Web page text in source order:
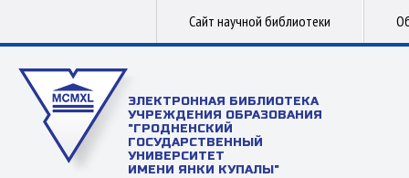
Сайт научной библиотеки
ЭЛЕКТРОННАЯ БИБЛИОТЕКА
УЧРЕЖДЕНИЯ ОБРАЗОВАНИЯ
"ГРОДНЕНСКИЙ
ГОСУДАРСТВЕННЫЙ
УНИВЕРСИТЕТ
ИМЕНИ ЯНКИ КУПАЛЫ"